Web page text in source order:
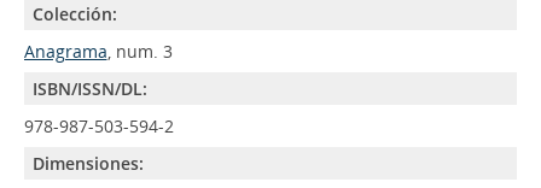
Colección:
Anagrama, num. 3
ISBN/ISSN/DL:
978-987-503-594-2
Dimensiones: